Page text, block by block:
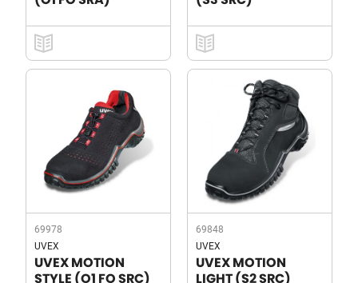
69978
UVEX
UVEX MOTION
STYLE (O1 FO SRC)
69848
UVEX
UVEX MOTION
LIGHT (S2 SRC)